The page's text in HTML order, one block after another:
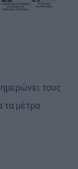
τους
τα μέτρα